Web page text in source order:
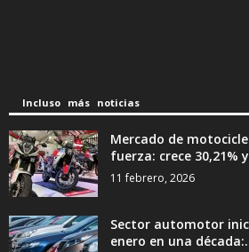
Incluso más noticias
Mercado de
fuerza: crece 30,21%
11 febrero, 2026
Sector automotor
enero en una